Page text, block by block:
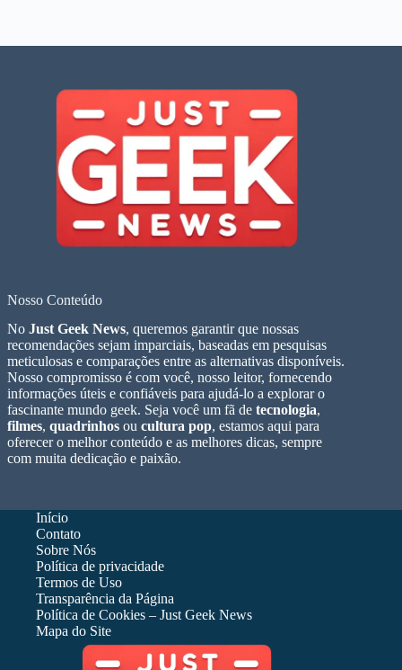
Nosso Conteúdo
No Just Geek News, queremos garantir que nossas
recomendações sejam imparciais, baseadas em pesquisas
meticulosas e comparações entre as alternativas disponíveis.
Nosso compromisso é com você, nosso leitor, fornecendo
informações úteis e confiáveis para ajudá-lo a explorar o
fascinante mundo geek. Seja você um fã de tecnologia,
filmes, quadrinhos ou cultura pop, estamos aqui para
oferecer o melhor conteúdo e as melhores dicas, sempre
com muita dedicação e paixão.
Início
Contato
Sobre Nós
Política de privacidade
Termos de Uso
Transparência da Página
Política de Cookies – Just Geek News
Mapa do Site